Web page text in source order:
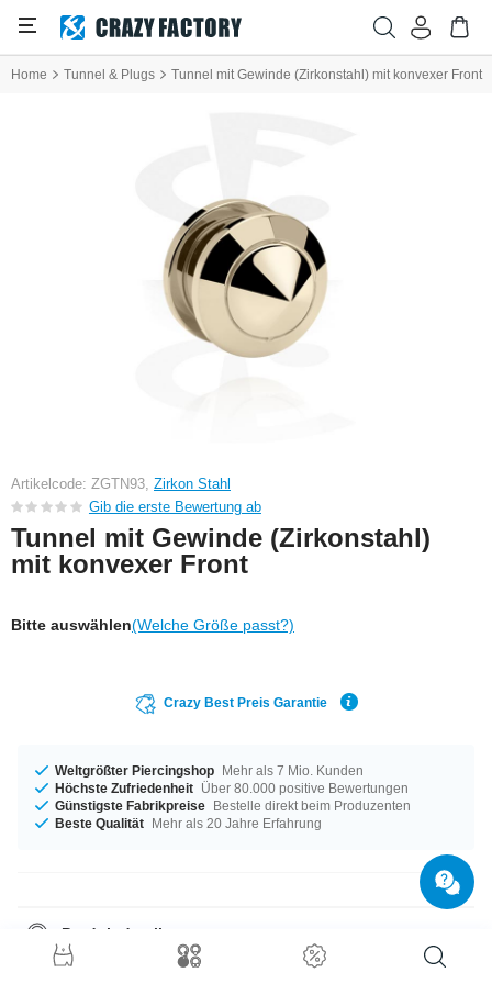
Home Tunnel & Plugs Tunnel mit Gewinde (Zirkonstahl) mit konvexer Front
Artikelcode: ZGTN93, Zirkon Stahl
Gib die erste Bewertung ab
Tunnel mit Gewinde (Zirkonstahl)
mit konvexer Front
Bitte auswählen(Welche Größe passt?)
Crazy Best Preis Garantie
Weltgrößter Piercingshop Mehr als 7 Mio. Kunden
Höchste Zufriedenheit Über 80.000 positive Bewertungen
Günstigste Fabrikpreise Bestelle direkt beim Produzenten
Beste Qualität Mehr als 20 Jahre Erfahrung
Produktdetails
Für alle Gelegenheiten - erhältlich von 8 mm bis 16 mm Durchmesser. Ein